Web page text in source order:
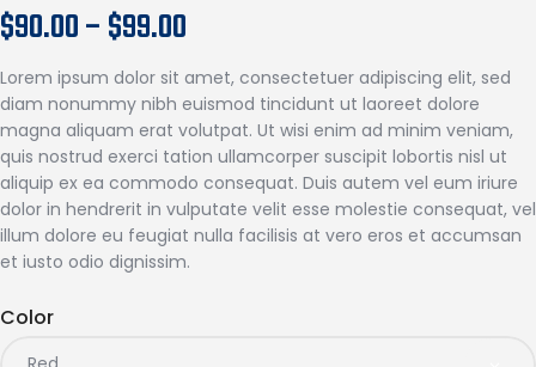
4.00 av
5
basert
på
kundev
urderin
g
$90.00–$99.00
Lorem ipsum dolor sit amet, consectetuer adipiscing elit, sed
diam nonummy nibh euismod tincidunt ut laoreet dolore
magna aliquam erat volutpat. Ut wisi enim ad minim veniam,
quis nostrud exerci tation ullamcorper suscipit lobortis nisl ut
aliquip ex ea commodo consequat. Duis autem vel eum iriure
dolor in hendrerit in vulputate velit esse molestie consequat, vel
illum dolore eu feugiat nulla facilisis at vero eros et accumsan
et iusto odio dignissim.
Color